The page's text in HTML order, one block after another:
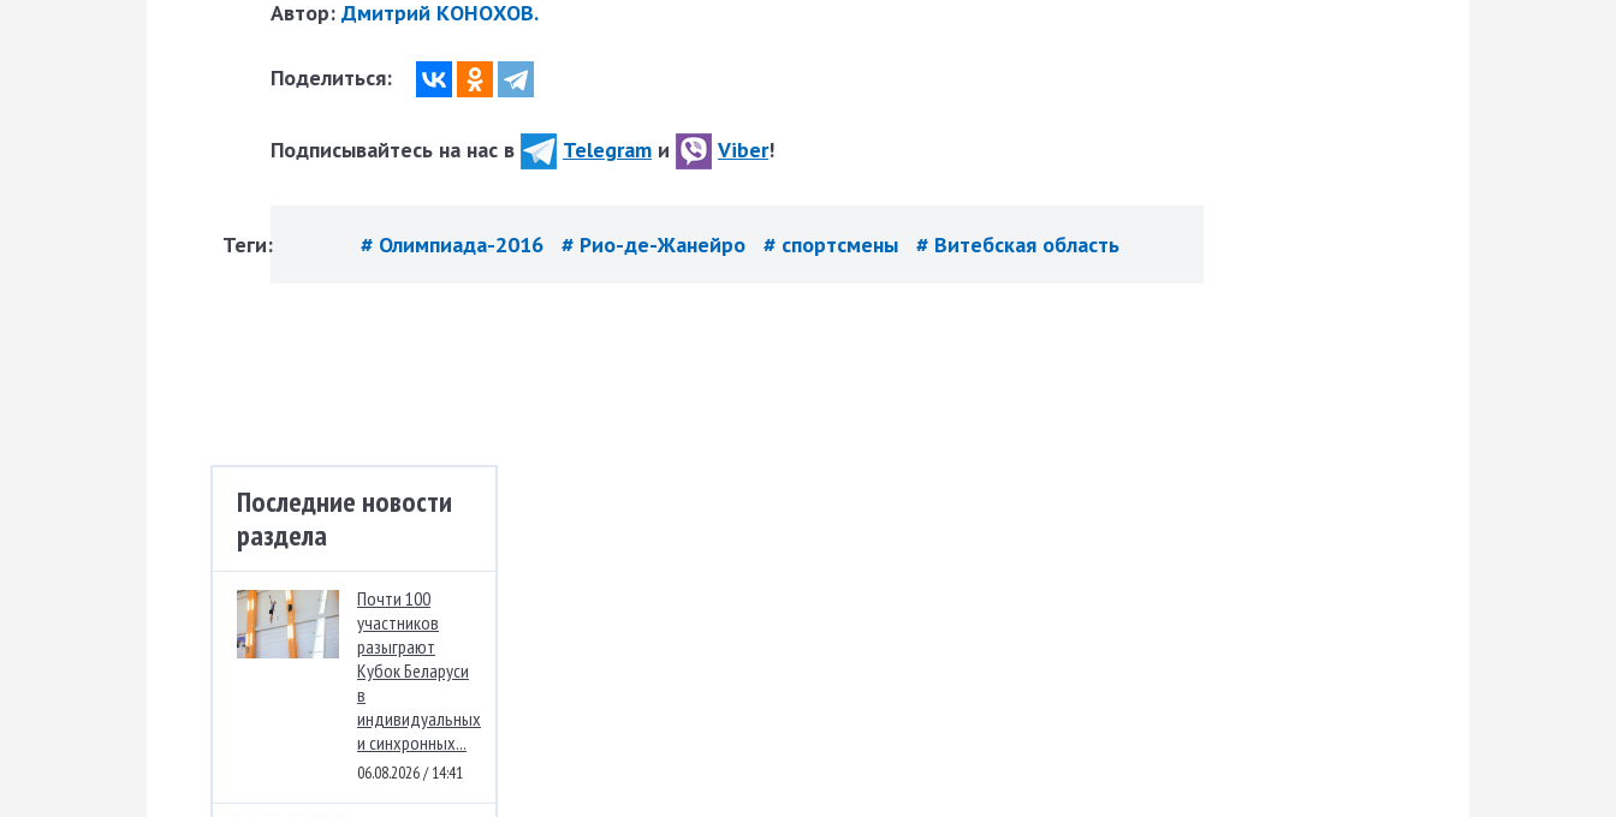
Автор: Дмитрий КОНОХОВ.
Поделиться:
Подписывайтесь на нас в Telegram и Viber!
Теги: # Олимпиада-2016 # Рио-де-Жанейро # спортсмены # Витебская область
Последние новости
раздела
Почти 100
участников
разыграют
Кубок Беларуси
в
индивидуальных
и синхронных...
06.08.2026 / 14:41